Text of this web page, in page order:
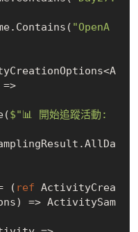
"OpenA
(
ref ActivityCrea
=> ActivitySam